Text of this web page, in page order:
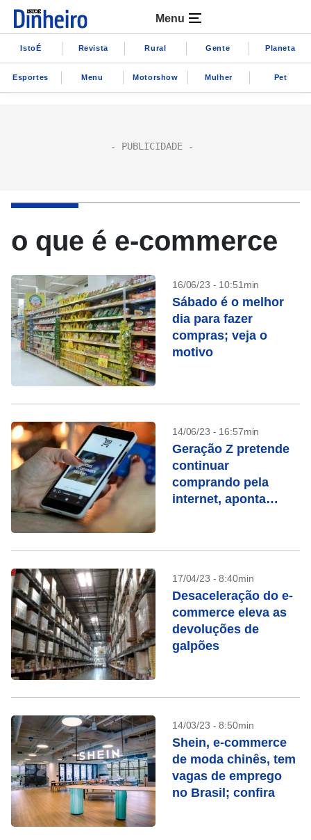
Menu
IstoÉ Revista Rural Gente Planeta
Esportes Menu Motorshow Mulher Pet
o que é e-commerce
16/06/23 - 10:51min
Sábado é o melhor
dia para fazer
compras; veja o
motivo
14/06/23 - 16:57min
Geração Z pretende
continuar
comprando pela
internet, aponta
17/04/23 - 8:40min
Desaceleração do e-
commerce eleva as
devoluções de
galpões
14/03/23 - 8:50min
Shein, e-commerce
de moda chinês, tem
vagas de emprego
no Brasil; confira